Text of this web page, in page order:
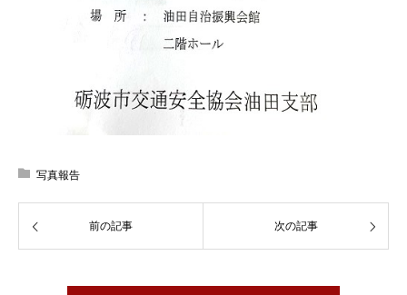
写真報告
前の記事 次の記事